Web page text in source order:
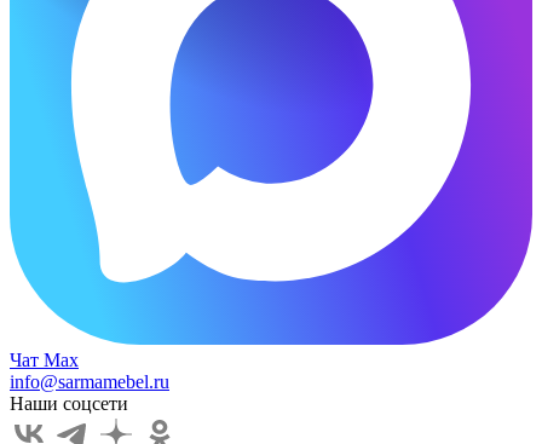
Чат Max
info@sarmamebel.ru
Наши соцсети